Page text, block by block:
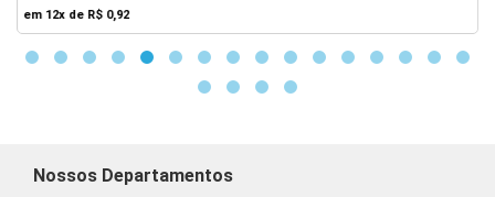
em 12x de R$ 0,92
Nossos Departamentos